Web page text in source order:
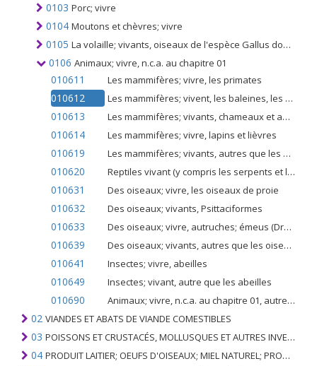
0103 Porc; vivre
0104 Moutons et chèvres; vivre
0105 La volaille; vivants, oiseaux de l'espèce Gallus domesticus, canards, oies, dindes et pintades
0106 Animaux; vivre, n.c.a. au chapitre 01
010611 Les mammifères; vivre, les primates
010612 Les mammifères; vivent, les baleines, les dauphins et les marsouins (mammifères de l'ordre des cétacés); lamantins et dugongs (mammifères de l'ordre des Siréniens); phoques, lions de mer et morses (mammifères du sous-ordre Pinnipedia)
010613 Les mammifères; vivants, chameaux et autres camélidés (camélidés)
010614 Les mammifères; vivre, lapins et lièvres
010619 Les mammifères; vivants, autres que les primates, les baleines, les dauphins, les marsouins (mammifères de l'ordre des cétacés); lamantins, dugongs (mammifères de l'ordre des Siréniens); phoques, lions de mer, morses (mammifères du sous-ordre Pinnipedia), chameaux, autres camélidés, lapins et lièvres
010620 Reptiles vivant (y compris les serpents et les tortues)
010631 Des oiseaux; vivre, les oiseaux de proie
010632 Des oiseaux; vivants, Psittaciformes
010633 Des oiseaux; vivre, autruches; émeus (Dromaius novaehollandiae)
010639 Des oiseaux; vivants, autres que les oiseaux de proie, les Psittaciformes, les autruches et les émeus (Dromaius novaehollandiae)
010641 Insectes; vivre, abeilles
010649 Insectes; vivant, autre que les abeilles
010690 Animaux; vivre, n.c.a. au chapitre 01, autres que les mammifères, les reptiles, les oiseaux et les insectes
02 VIANDES ET ABATS DE VIANDE COMESTIBLES
03 POISSONS ET CRUSTACÉS, MOLLUSQUES ET AUTRES INVERTÉBRÉS AQUATIQUES
04 PRODUIT LAITIER; OEUFS D'OISEAUX; MIEL NATUREL; PRODUITS COMESTIBLES D'ORIGINE ANIMALE, NON ÉNUMÉRÉS AILLEURS OU INCLUS